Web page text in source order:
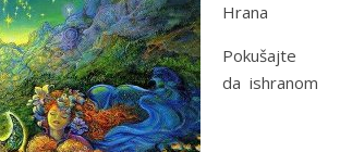
Hrana
Pokušajte
da ishranom